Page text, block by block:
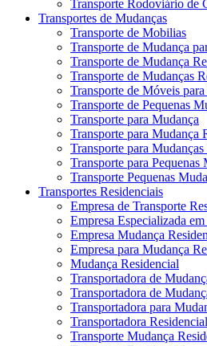
Transporte Rodoviário de
Transportes de Mudanças
Transporte de Mobilias
Transporte de Mudança
Transporte de Mudança
Transporte de Mudanças
Transporte de Móveis
Transporte de Pequenas
Transporte para Mudança
Transporte para Mudança
Transporte para
Transporte para Pequenas
Transporte Pequenas
Transportes Residenciais
Empresa de Transporte
Empresa Especializada
Empresa Mudança
Empresa para Mudança
Mudança Residencial
Transportadora de
Transportadora de
Transportadora para
Transportadora Residencial
Transporte Mudança